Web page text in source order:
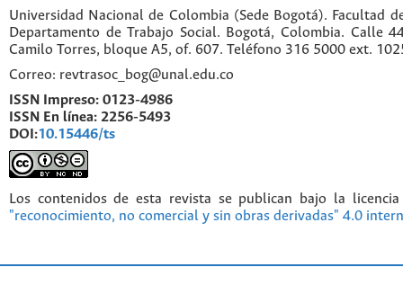
Universidad Nacional de Colombia (Sede Bogotá). Facultad
Departamento de Trabajo Social. Bogotá, Colombia. Calle
Camilo Torres, bloque A5, of. 607. Teléfono 316 5000 ext.
Correo: revtrasoc_bog@unal.edu.co
ISSN Impreso: 0123-4986
ISSN En línea: 2256-5493
DOI:10.15446/ts
Los contenidos de esta revista se publican bajo la
"reconocimiento, no comercial y sin obras derivadas" 4.0